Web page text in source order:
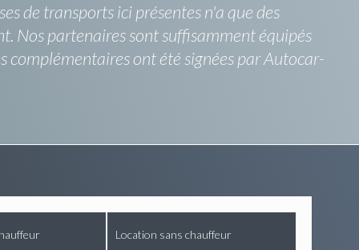
de transports ici présentes n'a que des
Nos partenaires sont suffisamment équipés
complémentaires ont été signées par Autocar-
Location sans chauffeur